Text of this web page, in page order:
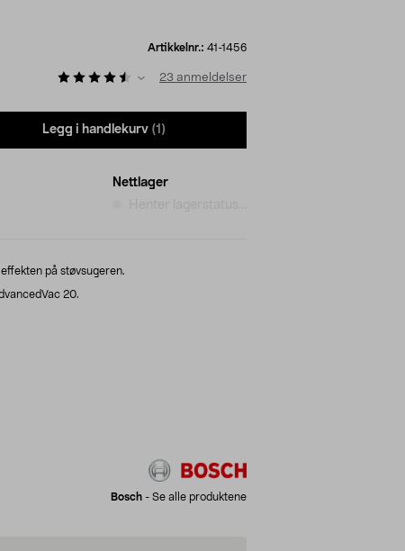
Artikkelnr.: 41-1456
23 anmeldelser
Legg i handlekurv (1)
Nettlager
på støvsugeren.
20.
Bosch - Se alle produktene